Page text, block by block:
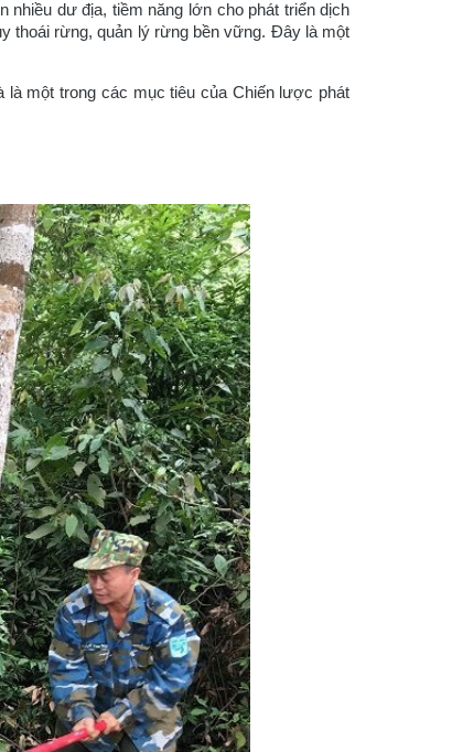
dư địa, tiềm năng lớn cho phát triển dịch
thoái rừng, quản lý rừng bền vững. Đây là một
là một trong các mục tiêu của Chiến lược phát